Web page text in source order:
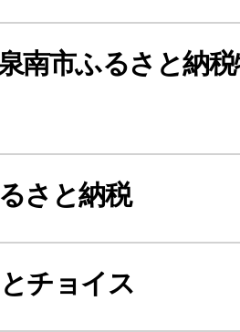
ている返礼品
徹底比較
ミュレーション
南市ふるさと納
さと納税
チョイス